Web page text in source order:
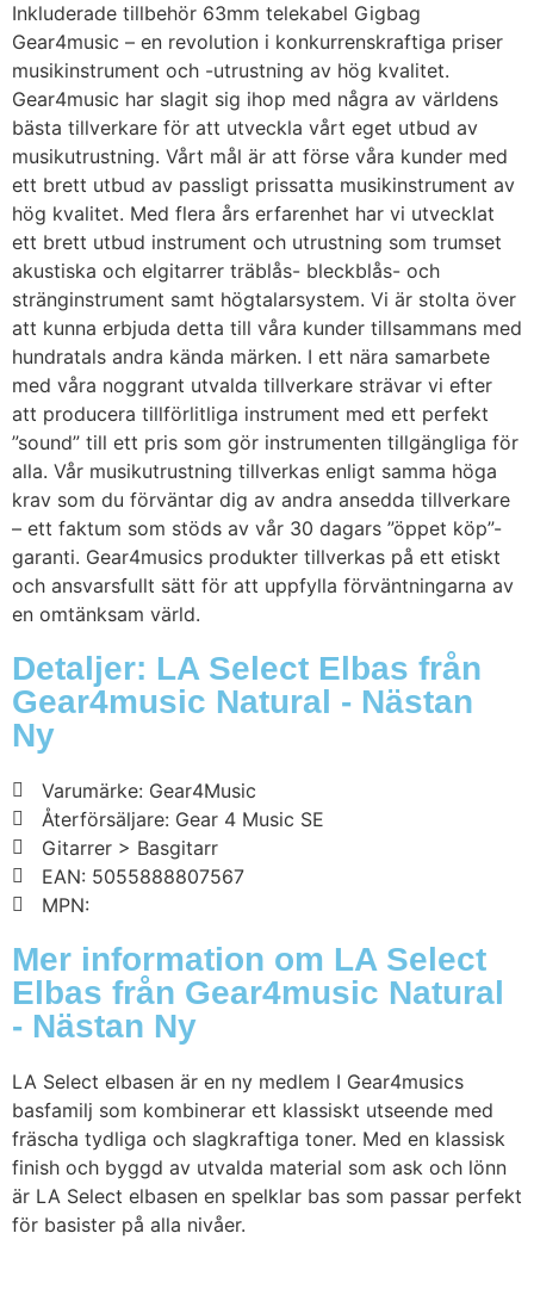
Inkluderade tillbehör 63mm telekabel Gigbag
Gear4music – en revolution i konkurrenskraftiga priser
musikinstrument och -utrustning av hög kvalitet.
Gear4music har slagit sig ihop med några av världens
bästa tillverkare för att utveckla vårt eget utbud av
musikutrustning. Vårt mål är att förse våra kunder med
ett brett utbud av passligt prissatta musikinstrument av
hög kvalitet. Med flera års erfarenhet har vi utvecklat
ett brett utbud instrument och utrustning som trumset
akustiska och elgitarrer träblås- bleckblås- och
stränginstrument samt högtalarsystem. Vi är stolta över
att kunna erbjuda detta till våra kunder tillsammans med
hundratals andra kända märken. I ett nära samarbete
med våra noggrant utvalda tillverkare strävar vi efter
att producera tillförlitliga instrument med ett perfekt
”sound” till ett pris som gör instrumenten tillgängliga för
alla. Vår musikutrustning tillverkas enligt samma höga
krav som du förväntar dig av andra ansedda tillverkare
– ett faktum som stöds av vår 30 dagars ”öppet köp”-
garanti. Gear4musics produkter tillverkas på ett etiskt
och ansvarsfullt sätt för att uppfylla förväntningarna av
en omtänksam värld.
Detaljer: LA Select Elbas från
Gear4music Natural - Nästan
Ny
Varumärke: Gear4Music
Återförsäljare: Gear 4 Music SE
Gitarrer > Basgitarr
EAN: 5055888807567
MPN:
Mer information om LA Select
Elbas från Gear4music Natural
- Nästan Ny
LA Select elbasen är en ny medlem I Gear4musics
basfamilj som kombinerar ett klassiskt utseende med
fräscha tydliga och slagkraftiga toner. Med en klassisk
finish och byggd av utvalda material som ask och lönn
är LA Select elbasen en spelklar bas som passar perfekt
för basister på alla nivåer.